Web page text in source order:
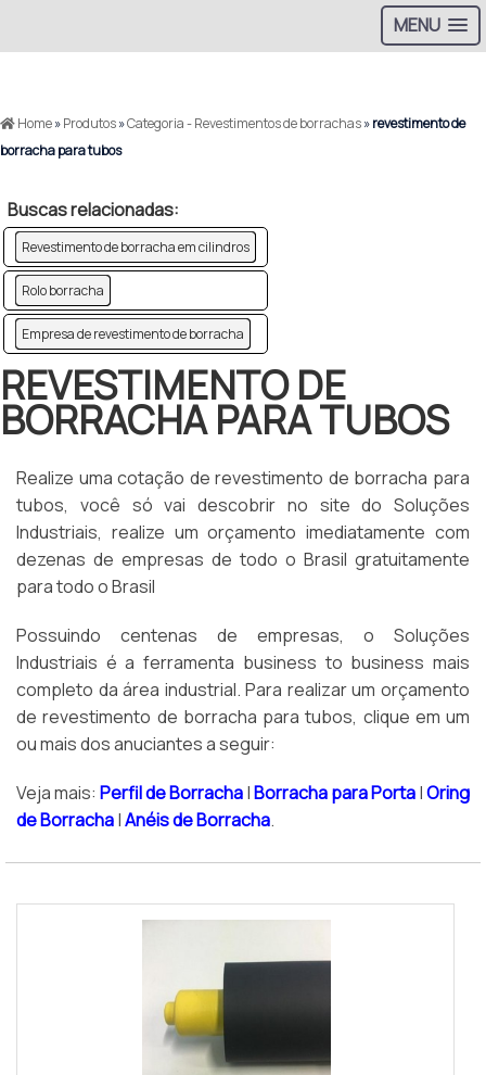
MENU
Home»Produtos»Categoria - Revestimentos de borrachas»revestimento de
borracha para tubos
Buscas relacionadas:
Revestimento de borracha em cilindros
Rolo borracha
Empresa de revestimento de borracha
REVESTIMENTO DE
BORRACHA PARA TUBOS
Realize uma cotação de revestimento de borracha para
tubos, você só vai descobrir no site do Soluções
Industriais, realize um orçamento imediatamente com
dezenas de empresas de todo o Brasil gratuitamente
para todo o Brasil
Possuindo centenas de empresas, o Soluções
Industriais é a ferramenta business to business mais
completo da área industrial. Para realizar um orçamento
de revestimento de borracha para tubos, clique em um
ou mais dos anuciantes a seguir:
Veja mais: Perfil de Borracha|Borracha para Porta|Oring
de Borracha|Anéis de Borracha.